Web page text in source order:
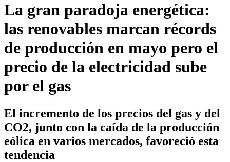
La gran paradoja energética:
las renovables marcan récords
de producción en mayo pero el
precio de la electricidad sube
por el gas
El incremento de los precios del gas y del
CO2, junto con la caída de la producción
eólica en varios mercados, favoreció esta
tendencia